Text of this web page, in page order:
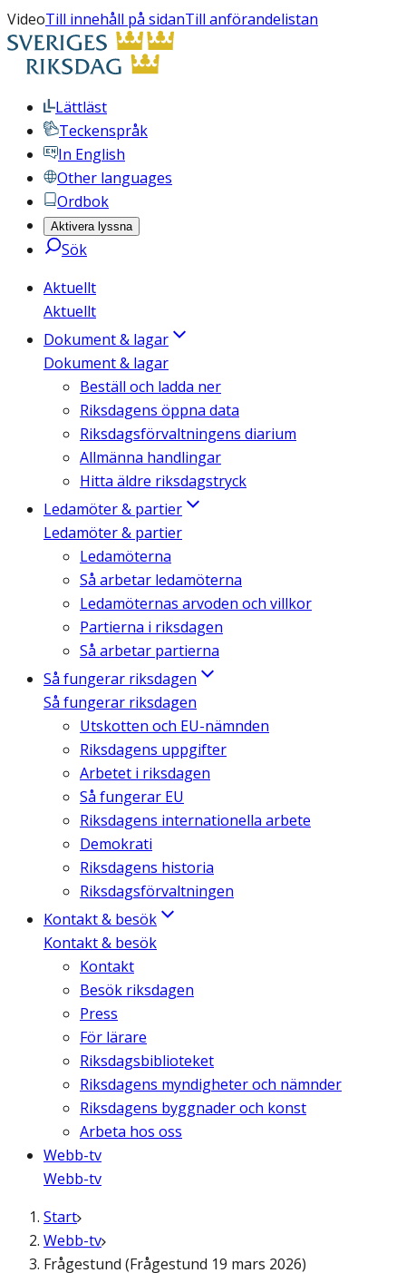
VideoTill innehåll på sidanTill anförandelistan
Lättläst
Teckenspråk
In English
Other languages
Ordbok
Aktivera lyssna
Sök
Aktuellt
Aktuellt
Dokument & lagar
Dokument & lagar
Beställ och ladda ner
Riksdagens öppna data
Riksdagsförvaltningens diarium
Allmänna handlingar
Hitta äldre riksdagstryck
Ledamöter & partier
Ledamöter & partier
Ledamöterna
Så arbetar ledamöterna
Ledamöternas arvoden och villkor
Partierna i riksdagen
Så arbetar partierna
Så fungerar riksdagen
Så fungerar riksdagen
Utskotten och EU-nämnden
Riksdagens uppgifter
Arbetet i riksdagen
Så fungerar EU
Riksdagens internationella arbete
Demokrati
Riksdagens historia
Riksdagsförvaltningen
Kontakt & besök
Kontakt & besök
Kontakt
Besök riksdagen
Press
För lärare
Riksdagsbiblioteket
Riksdagens myndigheter och nämnder
Riksdagens byggnader och konst
Arbeta hos oss
Webb-tv
Webb-tv
Start
Webb-tv
Frågestund (Frågestund 19 mars 2026)